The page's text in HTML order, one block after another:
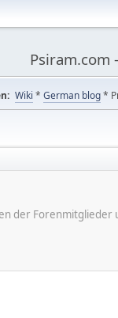
Wiki * German blog*
der